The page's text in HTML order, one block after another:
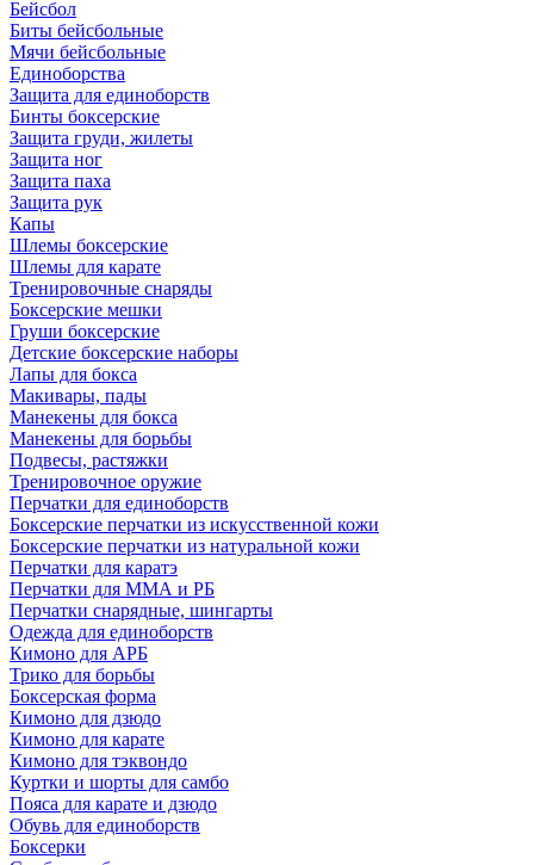
Бейсбол
Биты бейсбольные
Мячи бейсбольные
Единоборства
Защита для единоборств
Бинты боксерские
Защита груди, жилеты
Защита ног
Защита паха
Защита рук
Капы
Шлемы боксерские
Шлемы для карате
Тренировочные снаряды
Боксерские мешки
Груши боксерские
Детские боксерские наборы
Лапы для бокса
Макивары, пады
Манекены для бокса
Манекены для борьбы
Подвесы, растяжки
Тренировочное оружие
Перчатки для единоборств
Боксерские перчатки из искусственной кожи
Боксерские перчатки из натуральной кожи
Перчатки для каратэ
Перчатки для ММА и РБ
Перчатки снарядные, шингарты
Одежда для единоборств
Кимоно для АРБ
Трико для борьбы
Боксерская форма
Кимоно для дзюдо
Кимоно для карате
Кимоно для тэквондо
Куртки и шорты для самбо
Пояса для карате и дзюдо
Обувь для единоборств
Боксерки